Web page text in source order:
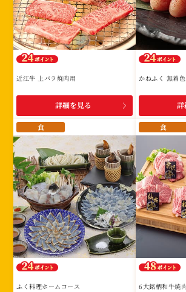
近江牛 上バラ焼肉用
詳細を見る
かねふく 無着
詳
食
ふく料理ホームコース
食
6大銘柄和牛焼